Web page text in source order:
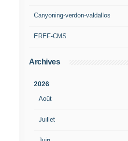
Canyoning-verdon-valdallos
EREF-CMS
Archives
2026
Août
Juillet